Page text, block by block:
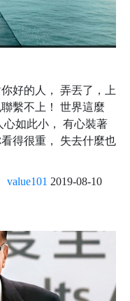
好的人， 弄丟了，上
繫不上！ 世界這麼
心如此小， 有心裝著
得很重， 失去什麼也
value101 2019-08-10